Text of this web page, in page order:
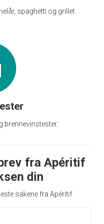
spaghetti og grillet
brennevinstester.
fra Apéritif
din
sakene fra Apéritif